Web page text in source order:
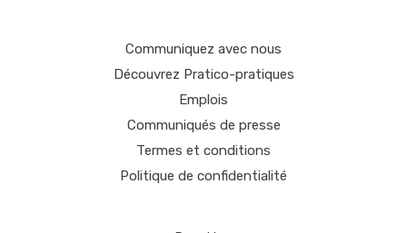
Communiquez avec nous
Découvrez Pratico-pratiques
Emplois
Communiqués de presse
Termes et conditions
Politique de confidentialité